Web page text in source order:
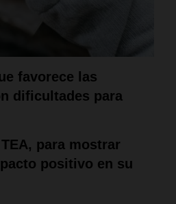
favorece las
dificultades para
para mostrar
positivo en su